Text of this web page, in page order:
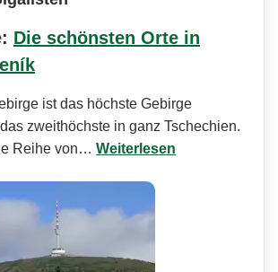
Die schönsten Orte in
ist das höchste Gebirge
zweithöchste in ganz Tschechien.
Reihe von… Weiterlesen